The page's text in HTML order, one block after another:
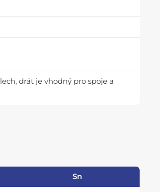
drát je vhodný pro spoje a
Sn